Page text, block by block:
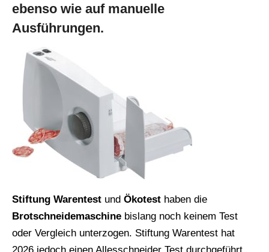
ebenso wie auf manuelle
Ausführungen.
Stiftung Warentest und Ökotest haben die
Brotschneidemaschine bislang noch keinem Test
oder Vergleich unterzogen. Stiftung Warentest hat
2026 jedoch einen Allesschneider Test durchgeführt